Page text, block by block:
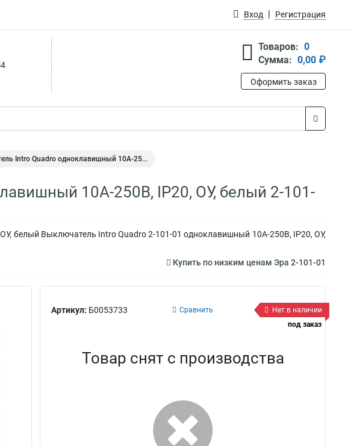
Вход Регистрация
Товаров: 0
Сумма: 0,00 ₽
Оформить заказ
Intro Quadro одноклавишный 10А-25...
10А-250В, IP20, ОУ, белый 2-101-
белый Выключатель Intro Quadro 2-101-01 одноклавишный 10А-250В, IP20, ОУ,
Купить по низким ценам Эра 2-101-01
Артикул: Б0053733 Сравнить
Нет в наличии
под заказ
Товар снят с производства